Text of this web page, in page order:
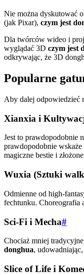
Nie można dyskutować o
(jak Pixar), czym jest
Dla twórców wideo i
wyglądać 3D czym jest
odkrywając, że 3D
Popularne
Aby dalej odpowiedzieć
Xianxia i
Jest to prawdopodobnie
prawdopodobnie
magiczne bestie i
Wuxia (Sztuki
Odmienne od high-
fechtunku. Choreografia
Sci-Fi i Mecha#
Chociaż mniej
donghua,
Slice of Life i